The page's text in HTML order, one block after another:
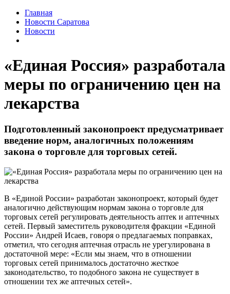
Главная
Новости Саратова
Новости
«Единая Россия» разработала
меры по ограничению цен на
лекарства
Подготовленный законопроект предусматривает
введение норм, аналогичных положениям
закона о торговле для торговых сетей.
В «Единой России» разработан законопроект, который будет
аналогично действующим нормам закона о торговле для
торговых сетей регулировать деятельность аптек и аптечных
сетей. Первый заместитель руководителя фракции «Единой
России» Андрей Исаев, говоря о предлагаемых поправках,
отметил, что сегодня аптечная отрасль не урегулирована в
достаточной мере: «Если мы знаем, что в отношении
торговых сетей принималось достаточно жесткое
законодательство, то подобного закона не существует в
отношении тех же аптечных сетей».